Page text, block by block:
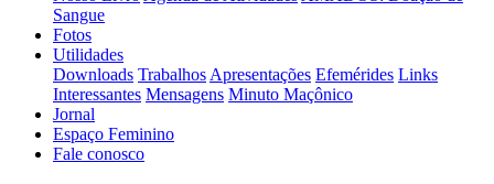
Sangue
Fotos
Utilidades
Downloads Trabalhos Apresentações Efemérides Links
Interessantes Mensagens Minuto Maçônico
Jornal
Espaço Feminino
Fale conosco